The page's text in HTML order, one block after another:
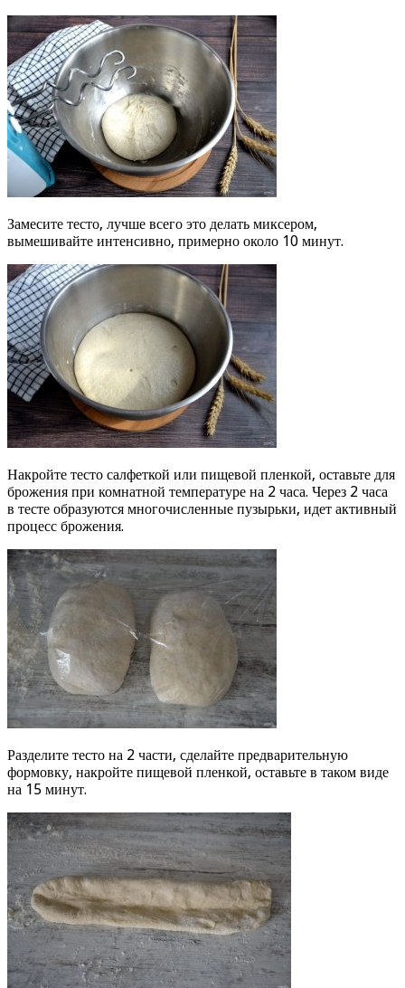
Замесите тесто, лучше всего это делать миксером,
вымешивайте интенсивно, примерно около 10 минут.
Накройте тесто салфеткой или пищевой пленкой, оставьте для
брожения при комнатной температуре на 2 часа. Через 2 часа
в тесте образуются многочисленные пузырьки, идет активный
процесс брожения.
Разделите тесто на 2 части, сделайте предварительную
формовку, накройте пищевой пленкой, оставьте в таком виде
на 15 минут.